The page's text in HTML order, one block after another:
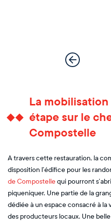
La
étape sur le
Compostelle
A travers cette restauration, la
disposition l’édifice pour les
de Compostellequi pourront
piqueniquer. Une partie de la
dédiée à un espace consacré à
des producteurs locaux. Une